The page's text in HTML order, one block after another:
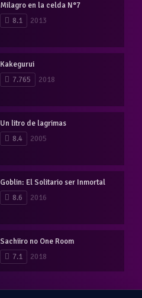
Milagro en la celda N°7
8.1
2013
Kakegurui
7.765
2018
Un litro de lagrimas
8.4
2005
Goblin: El Solitario ser Inmortal
8.6
2016
Sachiiro no One Room
7.1
2018